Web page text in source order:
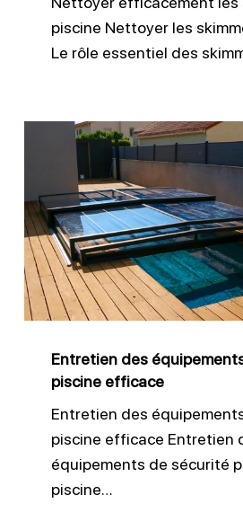
piscine Nettoyer les
Le rôle essentiel des
Entretien
équipements
de
sécurité
piscine
efficace
Entretien des
piscine efficace
Entretien des
piscine efficace Entretien
équipements de sécurité
piscine…